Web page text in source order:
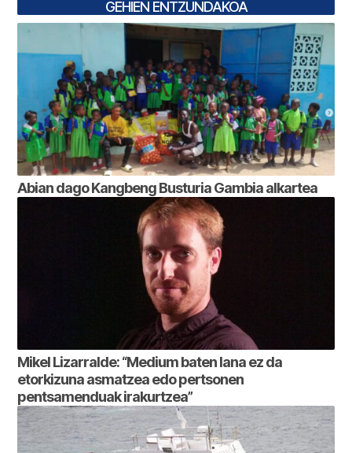
GEHIEN ENTZUNDAKOA
Abian dago Kangbeng Busturia Gambia alkartea
Mikel Lizarralde: “Medium baten lana ez da
etorkizuna asmatzea edo pertsonen
pentsamenduak irakurtzea”